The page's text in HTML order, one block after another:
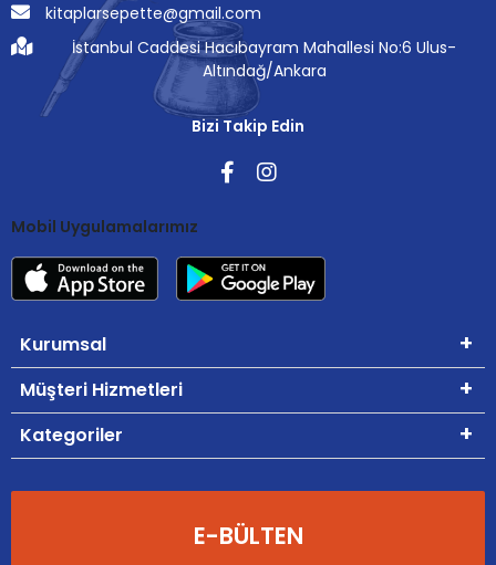
kitaplarsepette@gmail.com
İstanbul Caddesi Hacıbayram Mahallesi No:6 Ulus-
Altındağ/Ankara
Bizi Takip Edin
Mobil Uygulamalarımız
Kurumsal
Müşteri Hizmetleri
Kategoriler
E-BÜLTEN